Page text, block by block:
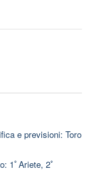
e previsioni: Toro
1ﾟAriete, 2ﾟ